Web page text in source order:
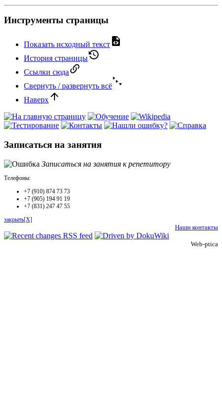
Инструменты страницы
Показать исходный текст
История страницы
Ссылки сюда
Свернуть / развернуть всё
Наверх
Записаться на занятия
Записаться на занятия к репетитору
Телефоны:
+7 (910) 874 73 73
+7 (905) 194 91 19
+7 (831) 247 47 55
закрыть[X]
Наши контакты
Web-ptica